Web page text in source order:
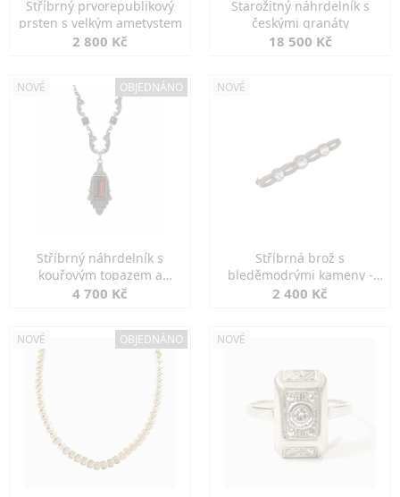
Stříbrný prvorepublikový
prsten s velkým ametystem
2 800 Kč
Starožitný náhrdelník s
českými granáty
18 500 Kč
NOVÉ OBJEDNÁNO
Stříbrný náhrdelník s
kouřovým topazem a
markazity
4 700 Kč
NOVÉ
Stříbrná brož s
bleděmodrými kameny -
jemná elegance
2 400 Kč
NOVÉ OBJEDNÁNO NOVÉ